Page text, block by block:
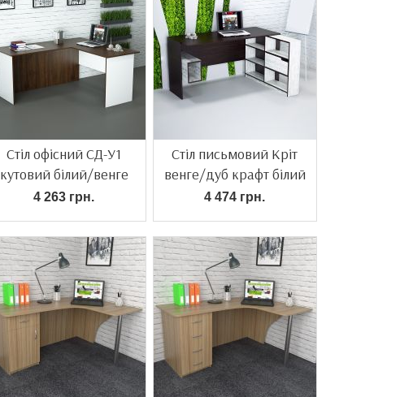
Стіл офісний СД-У1
кутовий білий/венге
4 263 грн.
Стіл письмовий Кріт
венге/дуб крафт білий
120 см
4 474 грн.